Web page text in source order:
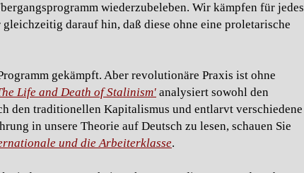
wiederzubeleben. Wir kämpfen für jedes
darauf hin, daß diese ohne eine proletarische
gekämpft. Aber revolutionäre Praxis ist ohne
Life and Death of Stalinism' analysiert sowohl den
den traditionellen Kapitalismus und entlarvt verschiedene
in unsere Theorie auf Deutsch zu lesen, schauen Sie
und die Arbeiterklasse.